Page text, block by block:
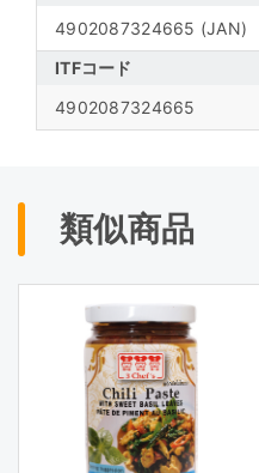
4902087324665 (JAN)
ITFコード
4902087324665
類似商品